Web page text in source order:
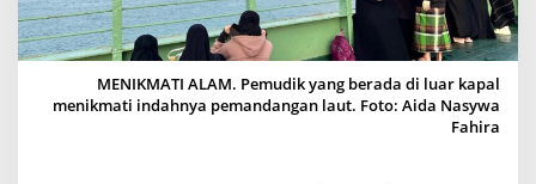
U
S
M
D
I
MENIKMATI ALAM. Pemudik yang berada di luar kapal
menikmati indahnya pemandangan laut. Foto: Aida Nasywa
Fahira